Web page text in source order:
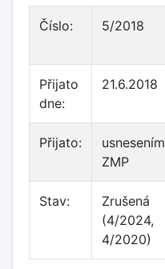
Číslo: 5/2018
Přijato
dne:
21.6.2018
Přijato:
usnesením
ZMP
Stav:
Zrušená
(4/2024,
4/2020)